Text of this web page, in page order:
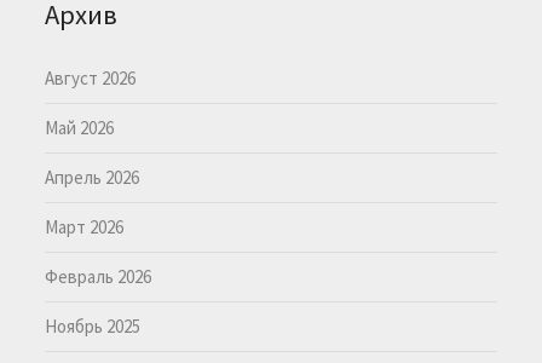
Архив
Август 2026
Май 2026
Апрель 2026
Март 2026
Февраль 2026
Ноябрь 2025